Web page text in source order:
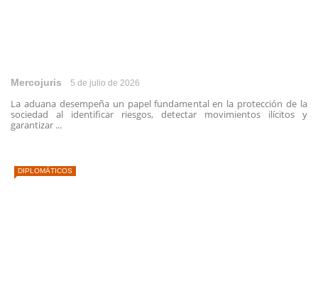
Mercojuris 5 de julio de 2026
La aduana desempeña un papel fundamental en la protección de la
sociedad al identificar riesgos, detectar movimientos ilícitos y
garantizar ...
DIPLOMÁTICOS